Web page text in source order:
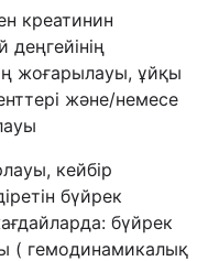
креатинин
деңгейінің
жоғарылауы, ұйқы
және/немесе
кейбір
бүйрек
бүйрек
( гемодинамикалық